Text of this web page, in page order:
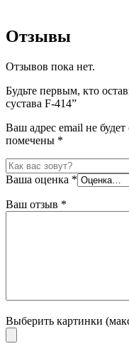
Отзывы
Отзывов пока нет.
Будьте первым, кто
сустава F-414”
Ваш адрес email не
помечены *
Ваша оценка *
Ваш отзыв *
Выберить картинки